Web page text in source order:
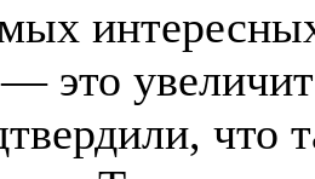
это
что